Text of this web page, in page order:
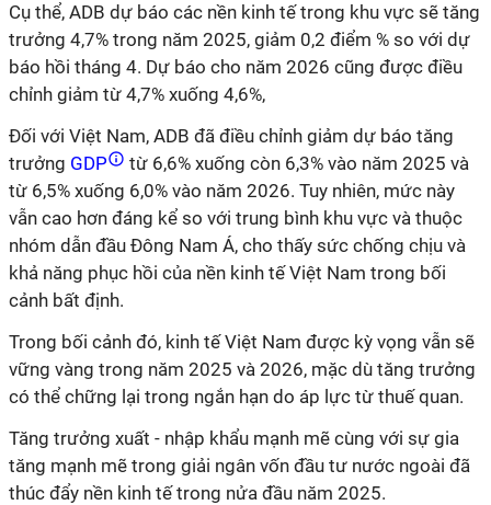
Cụ thể, ADB dự báo các nền kinh tế trong khu vực sẽ tăng
trưởng 4,7% trong năm 2025, giảm 0,2 điểm % so với dự
báo hồi tháng 4. Dự báo cho năm 2026 cũng được điều
chỉnh giảm từ 4,7% xuống 4,6%,
Đối với Việt Nam, ADB đã điều chỉnh giảm dự báo tăng
trưởng GDP
từ 6,6% xuống còn 6,3% vào năm 2025 và
từ 6,5% xuống 6,0% vào năm 2026. Tuy nhiên, mức này
vẫn cao hơn đáng kể so với trung bình khu vực và thuộc
nhóm dẫn đầu Đông Nam Á, cho thấy sức chống chịu và
khả năng phục hồi của nền kinh tế Việt Nam trong bối
cảnh bất định.
Trong bối cảnh đó, kinh tế Việt Nam được kỳ vọng vẫn sẽ
vững vàng trong năm 2025 và 2026, mặc dù tăng trưởng
có thể chững lại trong ngắn hạn do áp lực từ thuế quan.
Tăng trưởng xuất - nhập khẩu mạnh mẽ cùng với sự gia
tăng mạnh mẽ trong giải ngân vốn đầu tư nước ngoài đã
thúc đẩy nền kinh tế trong nửa đầu năm 2025.